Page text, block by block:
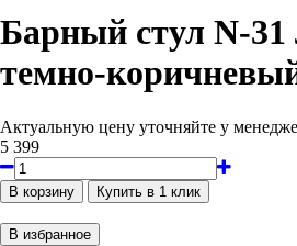
Барный стул N-31
темно-
Актуальную цену уточняйте у
5 399